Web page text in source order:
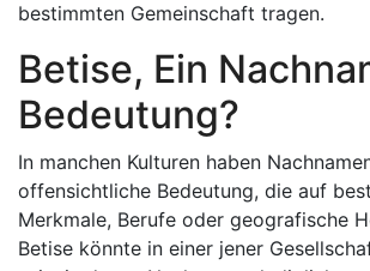
bestimmten Gemeinschaft tragen.
Betise, Ein
Bedeutung?
In manchen Kulturen haben
offensichtliche Bedeutung, die auf
Merkmale, Berufe oder geografische
Betise könnte in einer jener